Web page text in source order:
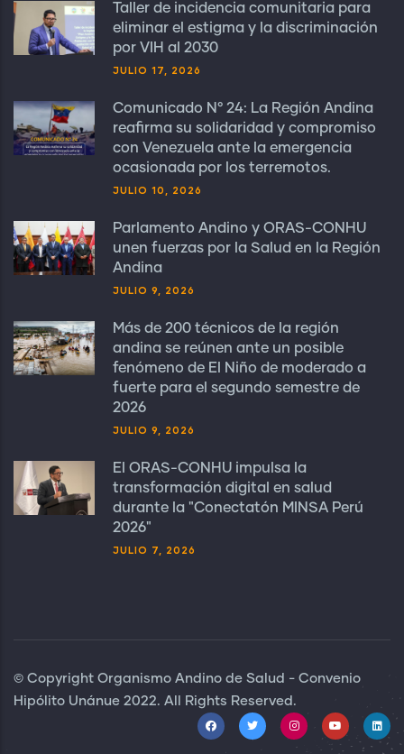
Taller de incidencia comunitaria para
eliminar el estigma y la discriminación
por VIH al 2030
JULIO 17, 2026
Comunicado N° 24: La Región Andina
reafirma su solidaridad y compromiso
con Venezuela ante la emergencia
ocasionada por los terremotos.
JULIO 10, 2026
Parlamento Andino y ORAS-CONHU
unen fuerzas por la Salud en la Región
Andina
JULIO 9, 2026
Más de 200 técnicos de la región
andina se reúnen ante un posible
fenómeno de El Niño de moderado a
fuerte para el segundo semestre de
2026
JULIO 9, 2026
El ORAS-CONHU impulsa la
transformación digital en salud
durante la "Conectatón MINSA Perú
2026"
JULIO 7, 2026
© Copyright Organismo Andino de Salud - Convenio
Hipólito Unánue 2022. All Rights Reserved.